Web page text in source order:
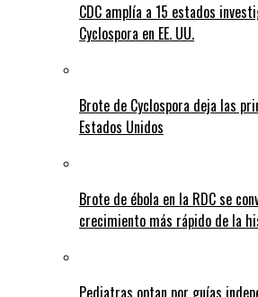
CDC amplía a 15 estados
Cyclospora en EE. UU.
Brote de Cyclospora deja las
Estados Unidos
Brote de ébola en la RDC se
crecimiento más rápido de la